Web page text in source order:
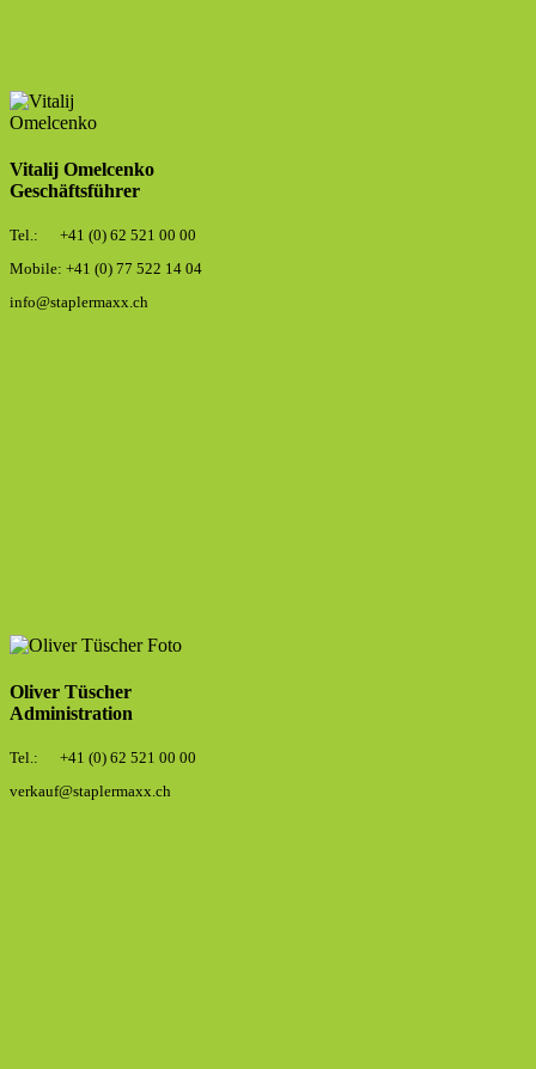
Vitalij Omelcenko
Geschäftsführer
Tel.: +41 (0) 62 521 00 00
Mobile: +41 (0) 77 522 14 04
info@staplermaxx.ch
Oliver Tüscher
Administration
Tel.: +41 (0) 62 521 00 00
verkauf@staplermaxx.ch